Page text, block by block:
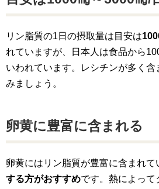
リン脂質の1日の摂取量は目安は
れていますが、日本人は食品から
いわれています。レシチンが多く含
みましょう。
卵黄に豊富に含まれる
卵黄にはリン脂質が豊富に含まれて
する方がおすすめです。熱によって